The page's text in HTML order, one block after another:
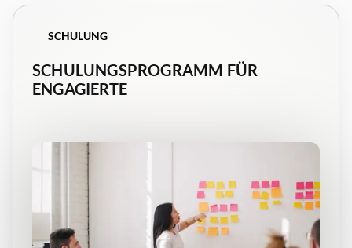
SCHULUNG
SCHULUNGSPROGRAMM FÜR
ENGAGIERTE